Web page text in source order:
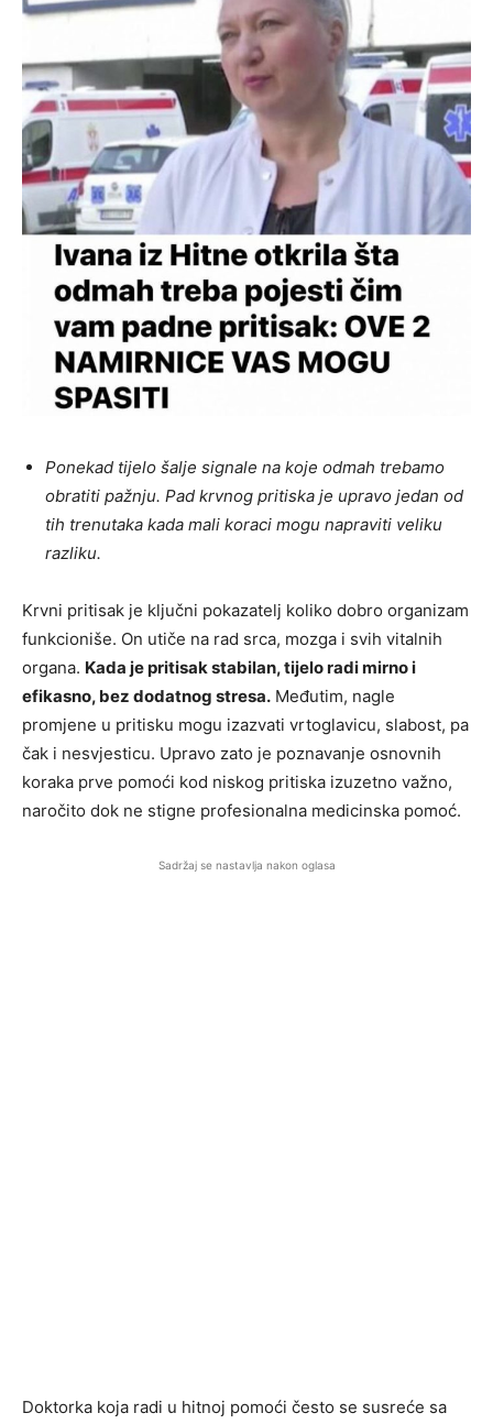
Ponekad tijelo šalje signale na koje odmah trebamo
obratiti pažnju. Pad krvnog pritiska je upravo jedan od
tih trenutaka kada mali koraci mogu napraviti veliku
razliku.
Krvni pritisak je ključni pokazatelj koliko dobro organizam
funkcioniše. On utiče na rad srca, mozga i svih vitalnih
organa. Kada je pritisak stabilan, tijelo radi mirno i
efikasno, bez dodatnog stresa. Međutim, nagle
promjene u pritisku mogu izazvati vrtoglavicu, slabost, pa
čak i nesvjesticu. Upravo zato je poznavanje osnovnih
koraka prve pomoći kod niskog pritiska izuzetno važno,
naročito dok ne stigne profesionalna medicinska pomoć.
Sadržaj se nastavlja nakon oglasa
Doktorka koja radi u hitnoj pomoći često se susreće sa